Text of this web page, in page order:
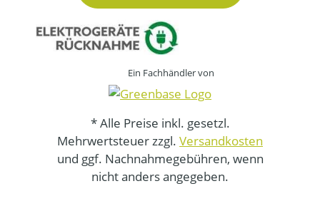
Ein Fachhändler von
* Alle Preise inkl. gesetzl.
Mehrwertsteuer zzgl. Versandkosten
und ggf. Nachnahmegebühren, wenn
nicht anders angegeben.